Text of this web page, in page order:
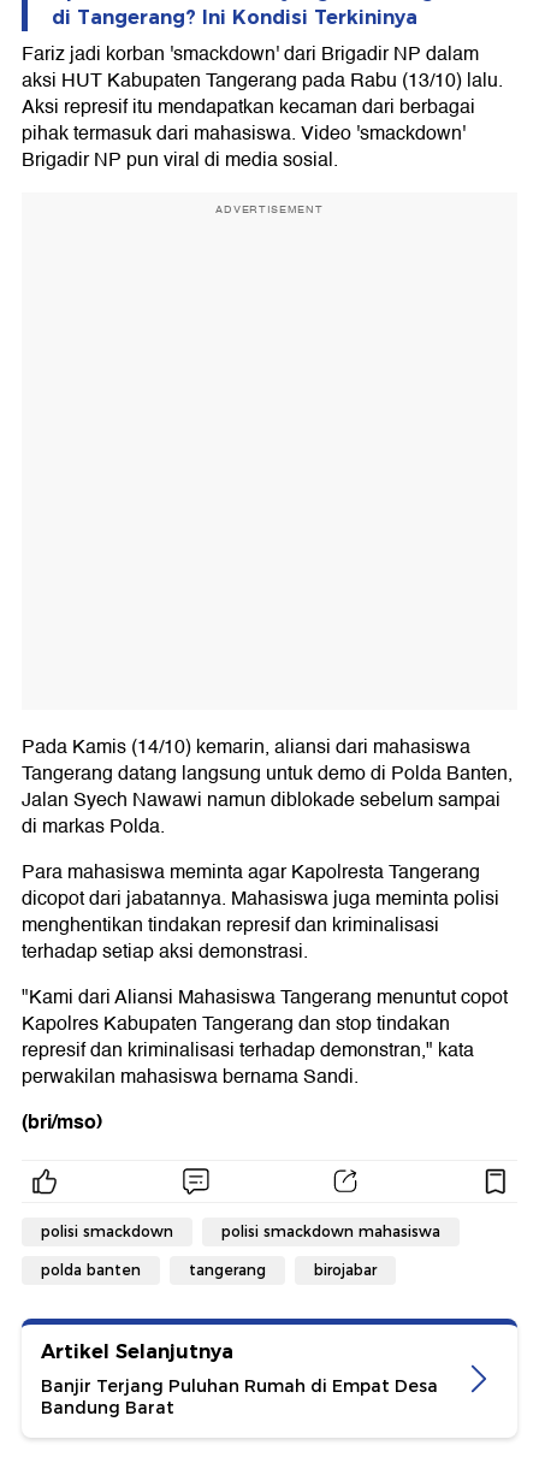
di Tangerang? Ini Kondisi Terkininya
Fariz jadi korban 'smackdown' dari Brigadir NP dalam
aksi HUT Kabupaten Tangerang pada Rabu (13/10) lalu.
Aksi represif itu mendapatkan kecaman dari berbagai
pihak termasuk dari mahasiswa. Video 'smackdown'
Brigadir NP pun viral di media sosial.
ADVERTISEMENT
Pada Kamis (14/10) kemarin, aliansi dari mahasiswa
Tangerang datang langsung untuk demo di Polda Banten,
Jalan Syech Nawawi namun diblokade sebelum sampai
di markas Polda.
Para mahasiswa meminta agar Kapolresta Tangerang
dicopot dari jabatannya. Mahasiswa juga meminta polisi
menghentikan tindakan represif dan kriminalisasi
terhadap setiap aksi demonstrasi.
"Kami dari Aliansi Mahasiswa Tangerang menuntut copot
Kapolres Kabupaten Tangerang dan stop tindakan
represif dan kriminalisasi terhadap demonstran," kata
perwakilan mahasiswa bernama Sandi.
(bri/mso)
polisi smackdown polisi smackdown mahasiswa
polda banten tangerang birojabar
Artikel Selanjutnya
Banjir Terjang Puluhan Rumah di Empat Desa
Bandung Barat